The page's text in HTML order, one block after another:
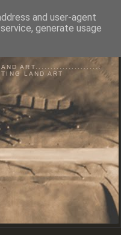
LAND ART......................
LAND ART
and user-agent
generate usage